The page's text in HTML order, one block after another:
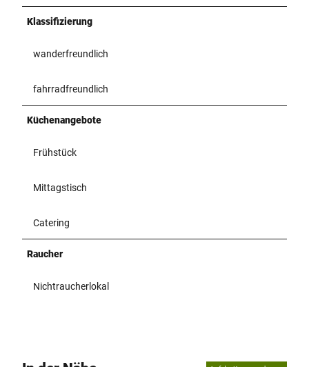
Klassifizierung
wanderfreundlich
fahrradfreundlich
Küchenangebote
Frühstück
Mittagstisch
Catering
Raucher
Nichtraucherlokal